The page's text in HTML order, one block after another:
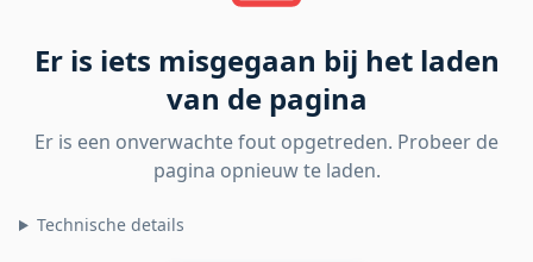
Er is iets misgegaan bij het laden
van de pagina
Er is een onverwachte fout opgetreden. Probeer de
pagina opnieuw te laden.
Technische details